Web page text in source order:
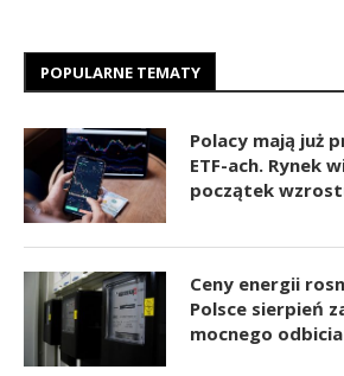
POPULARNE TEMATY
Polacy mają już
ETF-ach. Rynek
początek
Ceny energii
Polsce sierpień
mocnego odbicia